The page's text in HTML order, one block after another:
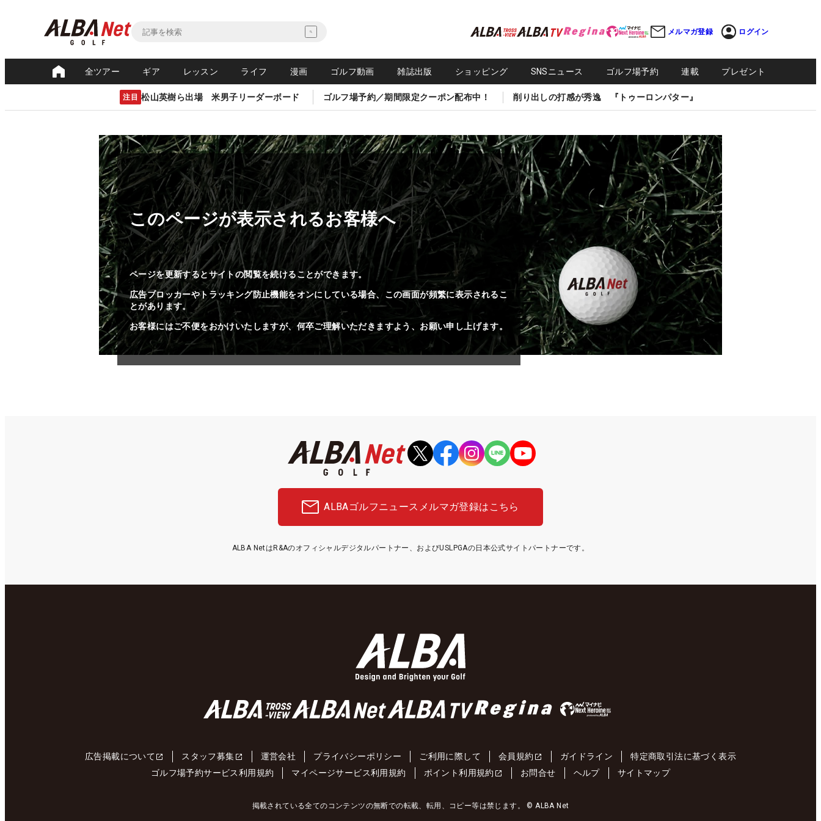
メルマガ登録 ログイン
全ツアー ギア レッスン ライフ 漫画 ゴルフ動画 雑誌出版 ショッピング SNSニュース ゴルフ場予約 連載 プレゼント
注目 松山英樹ら出場 米男子リーダーボード ゴルフ場予約／期間限定クーポン配布中！ 削り出しの打感が秀逸 『トゥーロンパター』
このページが表示されるお客様へ
ページを更新するとサイトの閲覧を続けることができます。
広告ブロッカーやトラッキング防止機能をオンにしている場合、この画面が頻繁に表示されるこ
とがあります。
お客様にはご不便をおかけいたしますが、何卒ご理解いただきますよう、お願い申し上げます。
ALBAゴルフニュース メルマガ登録はこちら
ALBA NetはR&Aのオフィシャルデジタルパートナー、およびUSLPGAの日本公式サイトパートナーです。
広告掲載について スタッフ募集 運営会社 プライバシーポリシー ご利用に際して 会員規約 ガイドライン
特定商取引法に基づく表示
ゴルフ場予約サービス利用規約
マイページサービス利用規約 ポイント利用規約 お問合せ ヘルプ サイトマップ
掲載されている全てのコンテンツの無断での転載、転用、コピー等は禁じます。 © ALBA Net